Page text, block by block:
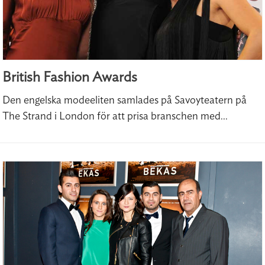
British Fashion Awards
Den engelska modeeliten samlades på Savoyteatern på
The Strand i London för att prisa branschen med...